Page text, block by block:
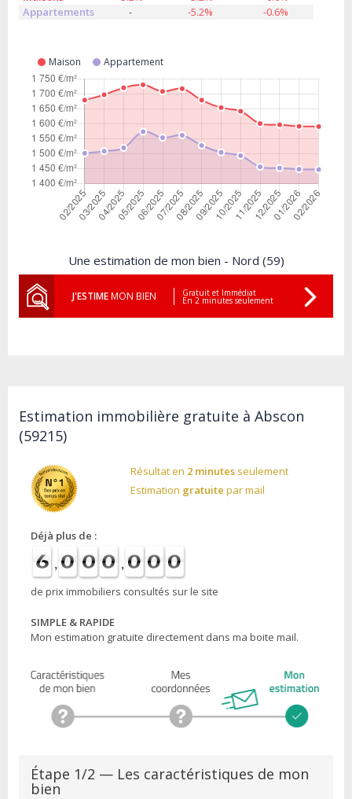
Appartements
- -5.2% -0.6%
Maison Appartement
Une estimation de mon bien - Nord (59)
J'ESTIMEMON BIEN Gratuit et Immédiat
En 2 minutes seulement
Estimation immobilière gratuite à Abscon
(59215)
Résultat en 2 minutesseulement
Estimation gratuite par mail
Déjà plus de :
de prix immobiliers consultés sur le site
SIMPLE & RAPIDE
Mon estimation gratuite directement dans ma boite mail.
Étape 1/2 — Les caractéristiques de mon
bien